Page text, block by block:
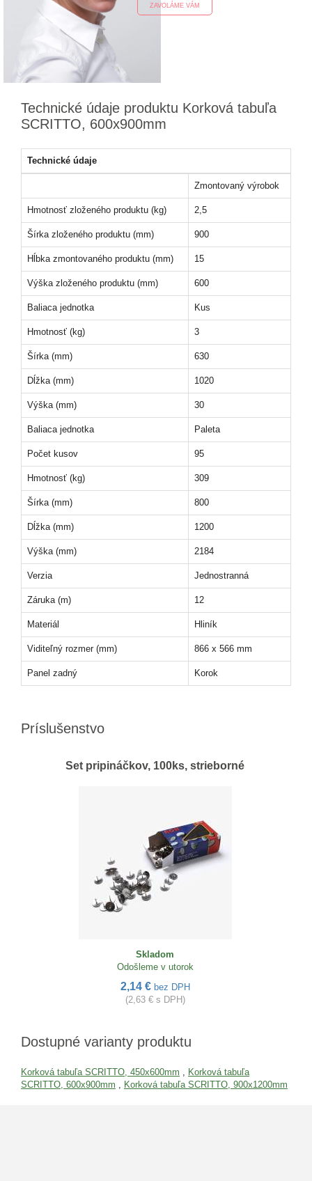
ZAVOLÁME VÁM
Technické údaje produktu Korková tabuľa
SCRITTO, 600x900mm
Technické údaje
Zmontovaný výrobok
Hmotnosť zloženého produktu (kg) 2,5
Šírka zloženého produktu (mm) 900
Hĺbka zmontovaného produktu (mm) 15
Výška zloženého produktu (mm) 600
Baliaca jednotka Kus
Hmotnosť (kg) 3
Šírka (mm) 630
Dĺžka (mm) 1020
Výška (mm) 30
Baliaca jednotka Paleta
Počet kusov 95
Hmotnosť (kg) 309
Šírka (mm) 800
Dĺžka (mm) 1200
Výška (mm) 2184
Verzia Jednostranná
Záruka (m) 12
Materiál Hliník
Viditeľný rozmer (mm) 866 x 566 mm
Panel zadný Korok
Príslušenstvo
Set pripináčkov, 100ks, strieborné
Skladom
Odošleme v utorok
2,14 € bez DPH
(2,63 € s DPH)
Dostupné varianty produktu
Korková tabuľa SCRITTO, 450x600mm
Korková tabuľa
SCRITTO, 600x900mm
Korková tabuľa SCRITTO, 900x1200mm